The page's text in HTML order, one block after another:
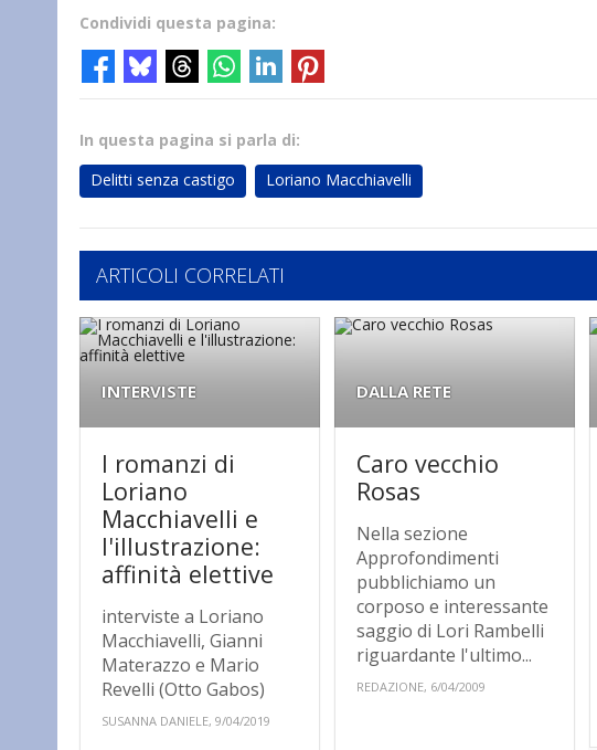
Condividi questa pagina:
In questa pagina si parla di:
Delitti senza castigo
Loriano Macchiavelli
ARTICOLI CORRELATI
INTERVISTE
I romanzi di
Loriano
Macchiavelli e
l'illustrazione:
affinità elettive
interviste a Loriano
Macchiavelli, Gianni
Materazzo e Mario
Revelli (Otto Gabos)
SUSANNA DANIELE, 9/04/2019
DALLA RETE
Caro vecchio
Rosas
Nella sezione
Approfondimenti
pubblichiamo un
corposo e interessante
saggio di Lori Rambelli
riguardante l'ultimo...
REDAZIONE, 6/04/2009